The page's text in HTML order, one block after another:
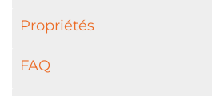
Propriétés
FAQ